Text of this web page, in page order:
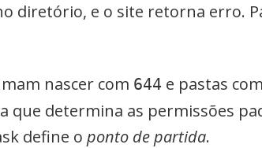
diretório, e o site retorna erro.
nascer com 644 e pastas com
que determina as permissões
define o ponto de partida.